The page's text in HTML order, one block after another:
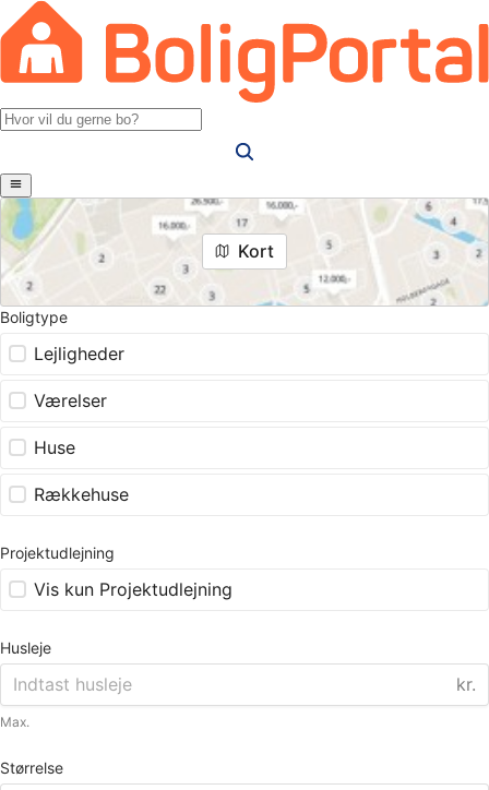
Kort
Boligtype
Lejligheder
Værelser
Huse
Rækkehuse
Projektudlejning
Vis kun Projektudlejning
Husleje
kr.
Max.
Størrelse